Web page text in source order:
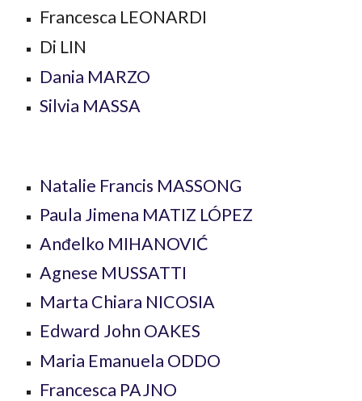
Francesca LEONARDI
Di LIN
Dania MARZO
Silvia MASSA
Natalie Francis MASSONG
Paula Jimena MATIZ LÓPEZ
Anđelko MIHANOVIĆ
Agnese MUSSATTI
Marta Chiara NICOSIA
Edward John OAKES
Maria Emanuela ODDO
Francesca PAJNO